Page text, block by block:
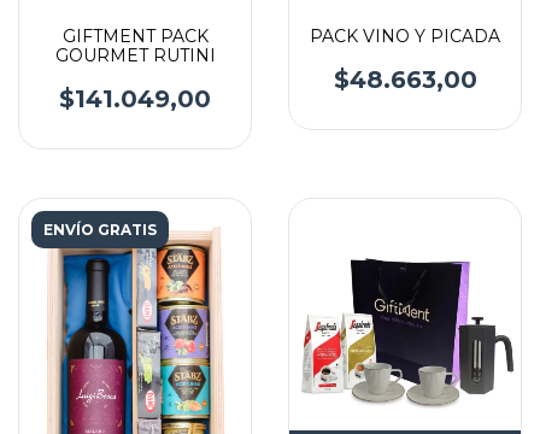
GIFTMENT PACK
GOURMET RUTINI
$141.049,00
PACK VINO Y PICADA
$48.663,00
ENVÍO GRATIS